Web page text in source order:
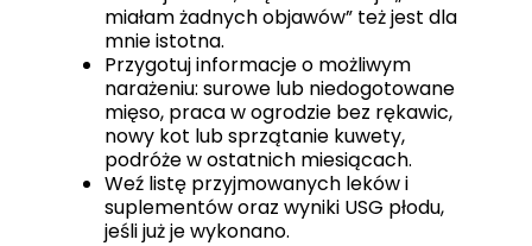
miałam żadnych objawów” też jest dla
mnie istotna.
Przygotuj informacje o możliwym
narażeniu: surowe lub niedogotowane
mięso, praca w ogrodzie bez rękawic,
nowy kot lub sprzątanie kuwety,
podróże w ostatnich miesiącach.
Weź listę przyjmowanych leków i
suplementów oraz wyniki USG płodu,
jeśli już je wykonano.